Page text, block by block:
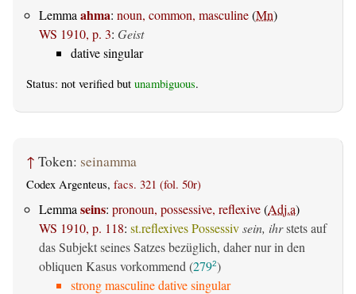
Lemmaahma: noun, common, masculine(Mn)
WS 1910, p. 3: Geist
dative singular
Status: not verified but unambiguous.
↑ Token: seinamma
Codex Argenteus, facs. 321 (fol. 50r)
Lemma seins: pronoun, possessive, reflexive(Adj.a)
WS 1910, p. 118: st.reflexives Possessivsein, ihrstets auf
das Subjekt seines Satzes bezüglich, daher nur in den
obliquen Kasus vorkommend (2792)
strong masculine dative singular